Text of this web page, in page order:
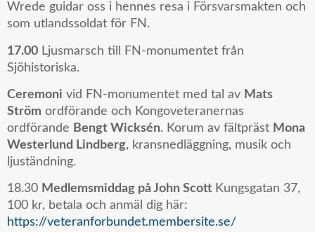
Wrede guidar oss i hennes resa i Försvarsmakten och
som utlandssoldat för FN.
17.00 Ljusmarsch till FN-monumentet från
Sjöhistoriska.
Ceremoni vid FN-monumentet med tal av Mats
Ström ordförande och Kongoveteranernas
ordförande Bengt Wicksén. Korum av fältpräst Mona
Westerlund Lindberg, kransnedläggning, musik och
ljuständning.
18.30 Medlemsmiddag på John Scott Kungsgatan 37,
100 kr, betala och anmäl dig här:
https://veteranforbundet.membersite.se/